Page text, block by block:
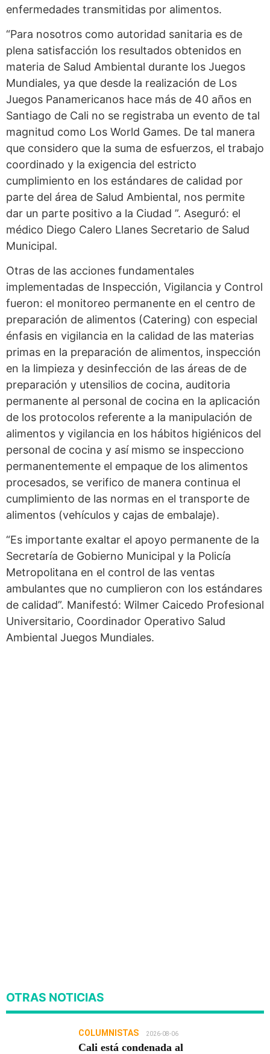
enfermedades transmitidas por alimentos.
“Para nosotros como autoridad sanitaria es de
plena satisfacción los resultados obtenidos en
materia de Salud Ambiental durante los Juegos
Mundiales, ya que desde la realización de Los
Juegos Panamericanos hace más de 40 años en
Santiago de Cali no se registraba un evento de tal
magnitud como Los World Games. De tal manera
que considero que la suma de esfuerzos, el trabajo
coordinado y la exigencia del estricto
cumplimiento en los estándares de calidad por
parte del área de Salud Ambiental, nos permite
dar un parte positivo a la Ciudad ”. Aseguró: el
médico Diego Calero Llanes Secretario de Salud
Municipal.
Otras de las acciones fundamentales
implementadas de Inspección, Vigilancia y Control
fueron: el monitoreo permanente en el centro de
preparación de alimentos (Catering) con especial
énfasis en vigilancia en la calidad de las materias
primas en la preparación de alimentos, inspección
en la limpieza y desinfección de las áreas de de
preparación y utensilios de cocina, auditoria
permanente al personal de cocina en la aplicación
de los protocolos referente a la manipulación de
alimentos y vigilancia en los hábitos higiénicos del
personal de cocina y así mismo se inspecciono
permanentemente el empaque de los alimentos
procesados, se verifico de manera continua el
cumplimiento de las normas en el transporte de
alimentos (vehículos y cajas de embalaje).
“Es importante exaltar el apoyo permanente de la
Secretaría de Gobierno Municipal y la Policía
Metropolitana en el control de las ventas
ambulantes que no cumplieron con los estándares
de calidad”. Manifestó: Wilmer Caicedo Profesional
Universitario, Coordinador Operativo Salud
Ambiental Juegos Mundiales.
OTRAS NOTICIAS
COLUMNISTAS 2026-08-06
Cali está condenada al